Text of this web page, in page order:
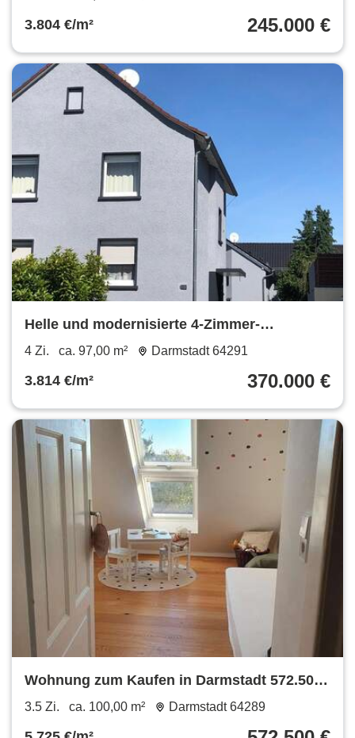
3.804 €/m² 245.000 €
Helle und modernisierte 4-Zimmer-
Maisonette-Eigentumswohnung
4 Zi. ca. 97,00 m² Darmstadt 64291
3.814 €/m² 370.000 €
Wohnung zum Kaufen in Darmstadt 572.500
€ 100 m²
3.5 Zi. ca. 100,00 m² Darmstadt 64289